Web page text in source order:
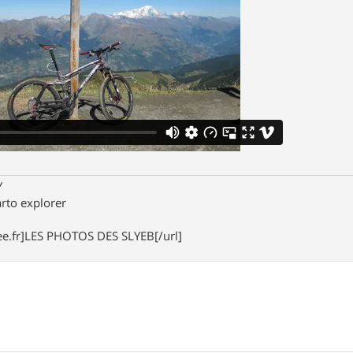
explorer
PHOTOS DES SLYEB[/url]